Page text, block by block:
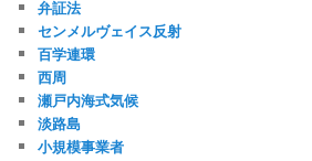
弁証法
センメルヴェイス反射
百学連環
西周
瀬戸内海式気候
淡路島
小規模事業者